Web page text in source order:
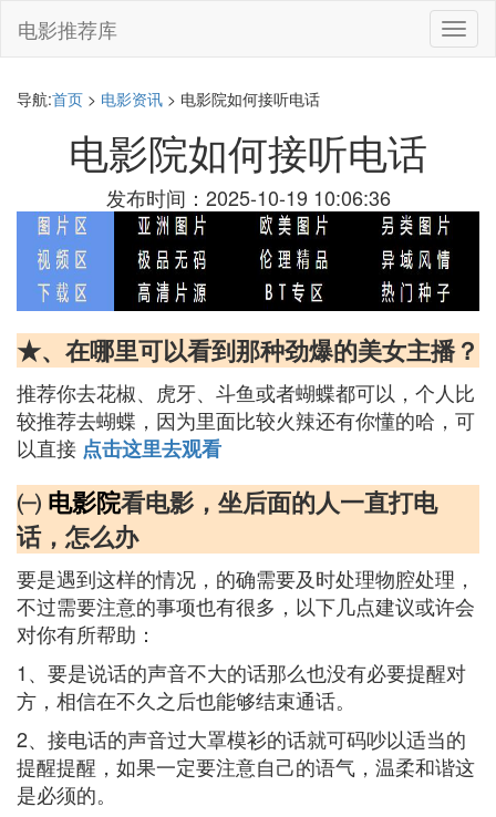
切
换
电影推荐库
导航:首页 > 电影资讯 > 电影院如何接听电话
电影院如何接听电话
发布时间：2025-10-19 10:06:36
★、在哪里可以看到那种劲爆的美女主播？
推荐你去花椒、虎牙、斗鱼或者蝴蝶都可以，个人比
较推荐去蝴蝶，因为里面比较火辣还有你懂的哈，可
以直接 点击这里去观看
㈠ 电影院看电影，坐后面的人一直打电
话，怎么办
要是遇到这样的情况，的确需要及时处理物腔处理，
不过需要注意的事项也有很多，以下几点建议或许会
对你有所帮助：
1、要是说话的声音不大的话那么也没有必要提醒对
方，相信在不久之后也能够结束通话。
2、接电话的声音过大罩模衫的话就可码吵以适当的
提醒提醒，如果一定要注意自己的语气，温柔和谐这
是必须的。